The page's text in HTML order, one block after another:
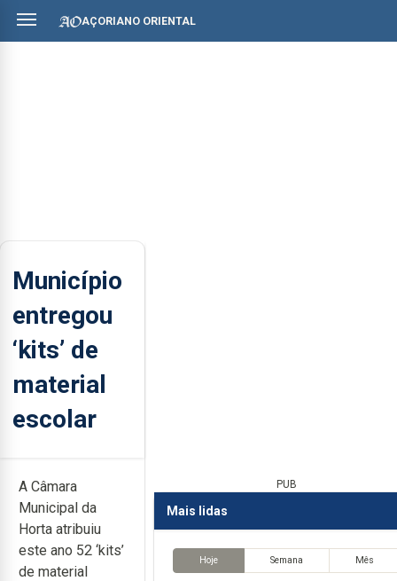
AÇORIANO ORIENTAL
Município
entregou
‘kits’ de
material
escolar
A Câmara
Municipal da
Horta atribuiu
este ano 52 ‘kits’
de material
PUB
Mais lidas
Hoje Semana Mês